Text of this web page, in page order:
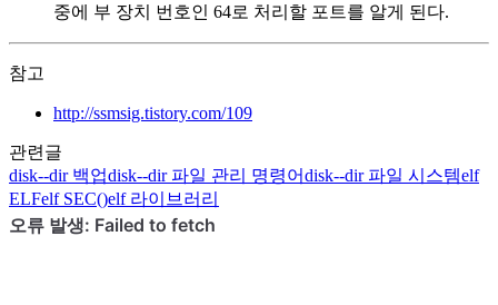
중에 부 장치 번호인 64로 처리할 포트를 알게 된다.
참고
http://ssmsig.tistory.com/109
관련글
disk--dir 백업disk--dir 파일 관리 명령어disk--dir 파일 시스템elf
ELFelf SEC()elf 라이브러리